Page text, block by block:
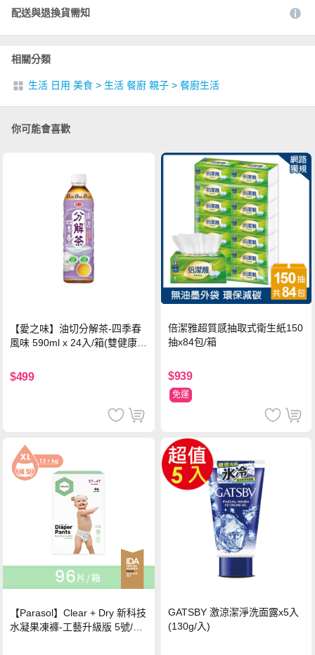
配送與退換貨需知
相關分類
生活 日用 美食 > 生活 餐廚 親子 > 餐廚生活
你可能會喜歡
【愛之味】油切分解茶-四季春
風味 590ml x 24入/箱(雙健康認
$499
倍潔雅超質感抽取式衛生紙150
抽x84包/箱
$939
免運
【Parasol】Clear + Dry 新科技
水凝果凍褲-工藝升級版 5號/XL
GATSBY 激涼潔淨洗面露x5入
(130g/入)